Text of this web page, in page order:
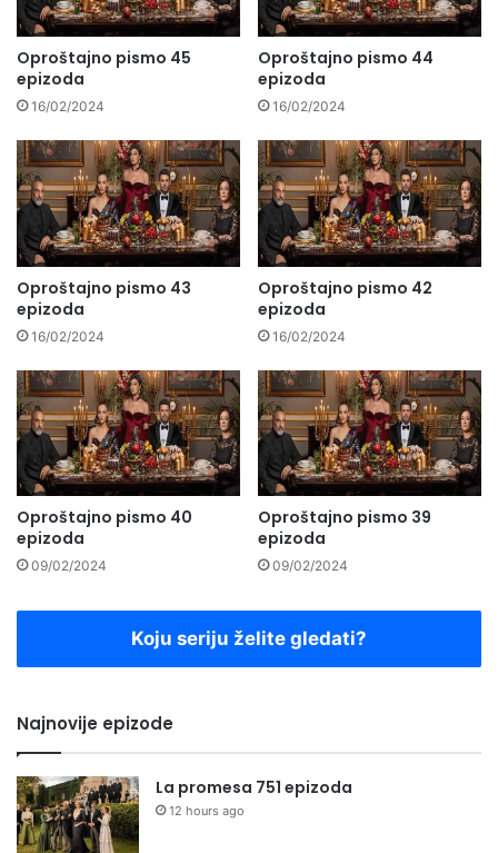
Oproštajno pismo 45
epizoda
16/02/2024
Oproštajno pismo 44
epizoda
16/02/2024
Oproštajno pismo 43
epizoda
16/02/2024
Oproštajno pismo 42
epizoda
16/02/2024
Oproštajno pismo 40
epizoda
09/02/2024
Oproštajno pismo 39
epizoda
09/02/2024
Koju seriju želite gledati?
Najnovije epizode
La promesa 751 epizoda
12 hours ago